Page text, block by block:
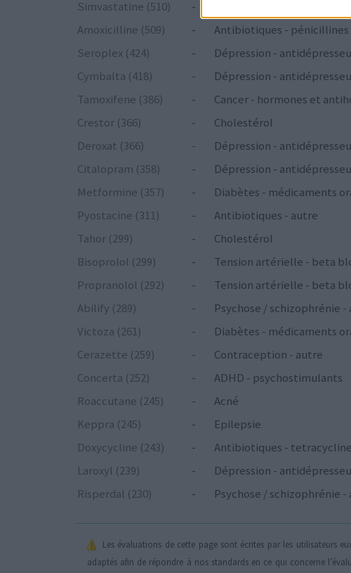
Simvastatine (510)
-
Amoxicilline (509)
-
Antibiotiques - pénicillines
Seroplex (424)
-
Dépression -
Cymbalta (418)
-
Dépression -
Tamoxifene (386)
-
Cancer - hormones et
Crestor (366)
-
Cholestérol
Deroxat (366)
-
Dépression -
Citalopram (358)
-
Dépression -
Metformine (357)
-
Diabètes - médicaments
Pyostacine (311)
-
Antibiotiques - autre
Tahor (299)
-
Cholestérol
Bisoprolol (299)
-
Tension artérielle - beta
Propranolol (292)
-
Tension artérielle - beta
Abilify (289)
-
Psychose / schizophrénie
Victoza (261)
-
Diabètes - médicaments
Cerazette (259)
-
Contraception - autre
Concerta (252)
-
ADHD - psychostimulants
Roaccutane (245)
-
Acné
Keppra (245)
-
Epilepsie
Doxycycline (243)
-
Antibiotiques -
Laroxyl (239)
-
Dépression -
Risperdal (230)
- Psychose / schizophrénie
Les évaluations de cette page sont écrites par les utilisateurs
adaptés afin de répondre à nos standards en ce qui concerne